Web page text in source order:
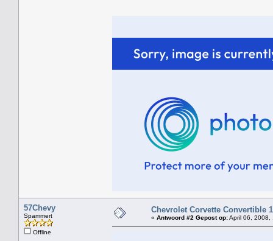
57Chevy
Spammert
Offline
Chevrolet Corvette Convertible
« Antwoord #2 Gepost op:April 06, 2008,